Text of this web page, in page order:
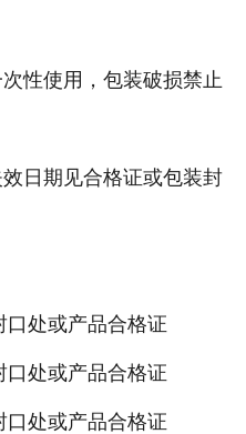
性使用，包装破损禁止
日期见合格证或包装封
口处或产品合格证
口处或产品合格证
口处或产品合格证